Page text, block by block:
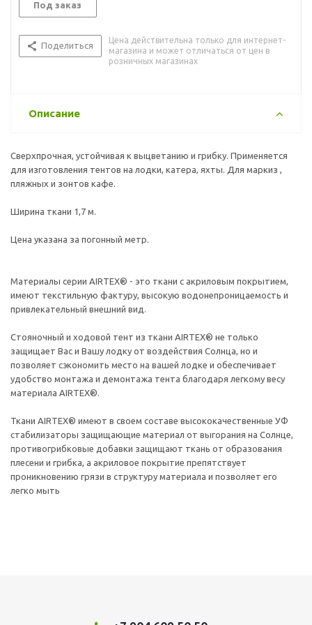
образования плесени и грибка, а акриловое покрытие
позволяет его легко мыть
Под заказ
Поделиться
Цена действительна только для интернет-
магазина и может отличаться от цен в
розничных магазинах
Описание
Сверхпрочная, устойчивая к выцветанию и грибку. Применяется
для изготовления тентов на лодки, катера, яхты. Для маркиз ,
пляжных и зонтов кафе.
Ширина ткани 1,7 м.
Цена указана за погонный метр.
Материалы серии AIRTEX® - это ткани с акриловым покрытием,
имеют текстильную фактуру, высокую водонепроницаемость и
привлекательный внешний вид.
Стояночный и ходовой тент из ткани AIRTEX® не только
защищает Вас и Вашу лодку от воздействия Солнца, но и
позволяет сэкономить место на вашей лодке и обеспечивает
удобство монтажа и демонтажа тента благодаря легкому весу
материала AIRTEX®.
Ткани AIRTEX® имеют в своем составе высококачественные УФ
стабилизаторы защищающие материал от выгорания на Солнце,
противогрибковые добавки защищают ткань от образования
плесени и грибка, а акриловое покрытие препятствует
проникновению грязи в структуру материала и позволяет его
легко мыть